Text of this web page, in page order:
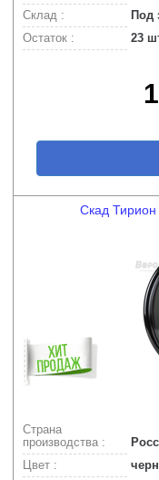
Склад :
Под
Остаток :
23
Скад
Страна
производства :
Цвет :